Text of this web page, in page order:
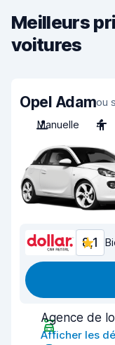
Meilleurs
voitures
Opel Adamou
Manuelle
4
8,1
Agence de
Afficher les